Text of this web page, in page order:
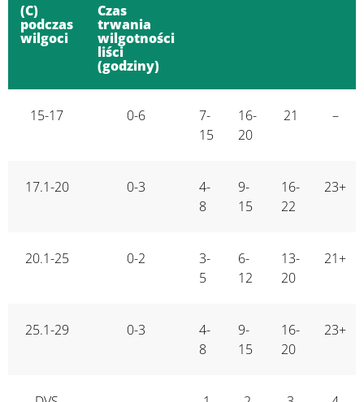
(C)
podczas
wilgoci
Czas
trwania
wilgotności
liści
(godziny)
15-17 0-6
7-
15
16-
20
21 –
17.1-20 0-3
4-
8
9-
15
16-
22
23+
20.1-25 0-2
3-
5
6-
12
13-
20
21+
25.1-29 0-3
4-
8
9-
15
16-
20
23+